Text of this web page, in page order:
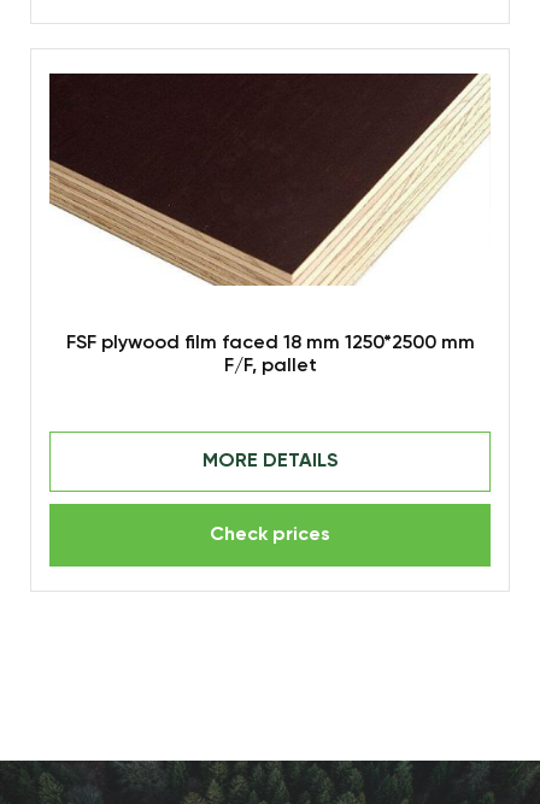
FSF plywood film faced 18 mm 1250*2500 mm
F/F, pallet
MORE DETAILS
Check prices